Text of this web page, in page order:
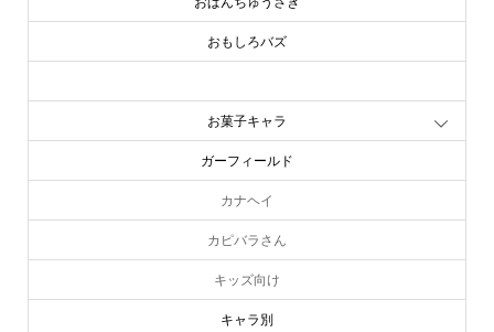
おもしろバズ
お文具といっしょ
お菓子キャラ
ガーフィールド
カナヘイ
カピバラさん
キッズ向け
キャラ別